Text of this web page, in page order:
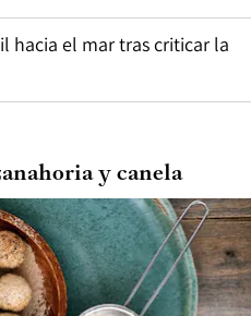
hacia el mar tras criticar la
y canela